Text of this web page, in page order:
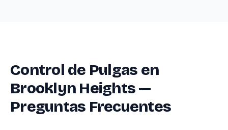
Control de Pulgas en
Brooklyn Heights —
Preguntas Frecuentes